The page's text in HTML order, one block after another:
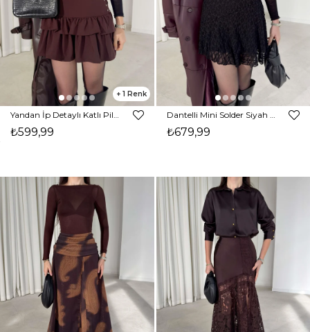
1
Yandan İp Detaylı Katlı Pileli Dewınt Kahve Kadın Mini Etek 26K389
₺599,99
Dantelli Mini Solder Siyah Kadın Şort Etek 26K388
₺679,99